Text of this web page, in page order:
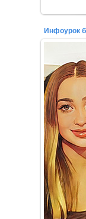
Инфоурок
Вы
или